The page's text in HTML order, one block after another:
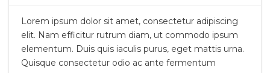
Lorem ipsum dolor sit amet, consectetur adipiscing
elit. Nam efficitur rutrum diam, ut commodo ipsum
elementum. Duis quis iaculis purus, eget mattis urna.
Quisque consectetur odio ac ante fermentum